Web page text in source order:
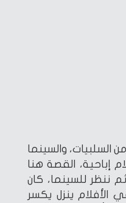
السلبيات، والسينما
إباحية، القصة هنا
ثم ننظر للسينما، كان
الأفلام ينزل يكسر